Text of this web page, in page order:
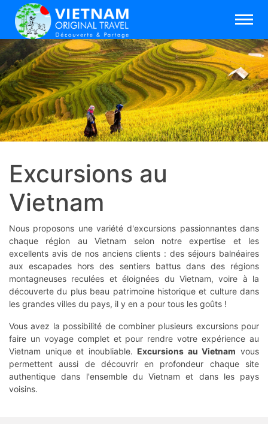
Excursions au
Vietnam
Nous proposons une variété d'excursions passionnantes dans
chaque région au Vietnam selon notre expertise et les
excellents avis de nos anciens clients : des séjours balnéaires
aux escapades hors des sentiers battus dans des régions
montagneuses reculées et éloignées du Vietnam, voire à la
découverte du plus beau patrimoine historique et culture dans
les grandes villes du pays, il y en a pour tous les goûts !
Vous avez la possibilité de combiner plusieurs excursions pour
faire un voyage complet et pour rendre votre expérience au
Vietnam unique et inoubliable. Excursions au Vietnam vous
permettent aussi de découvrir en profondeur chaque site
authentique dans l'ensemble du Vietnam et dans les pays
voisins.